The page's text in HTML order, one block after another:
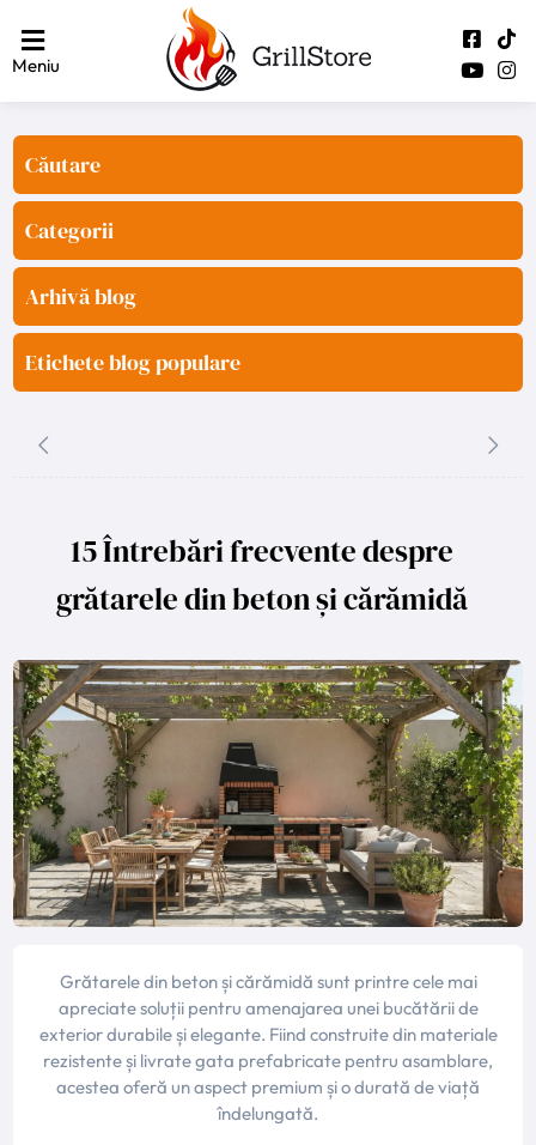
Meniu
Căutare
Categorii
Arhivă blog
Etichete blog populare
15 Întrebări frecvente despre
grătarele din beton și cărămidă
Grătarele din beton și cărămidă sunt printre cele mai
apreciate soluții pentru amenajarea unei bucătării de
exterior durabile și elegante. Fiind construite din materiale
rezistente și livrate gata prefabricate pentru asamblare,
acestea oferă un aspect premium și o durată de viață
îndelungată.